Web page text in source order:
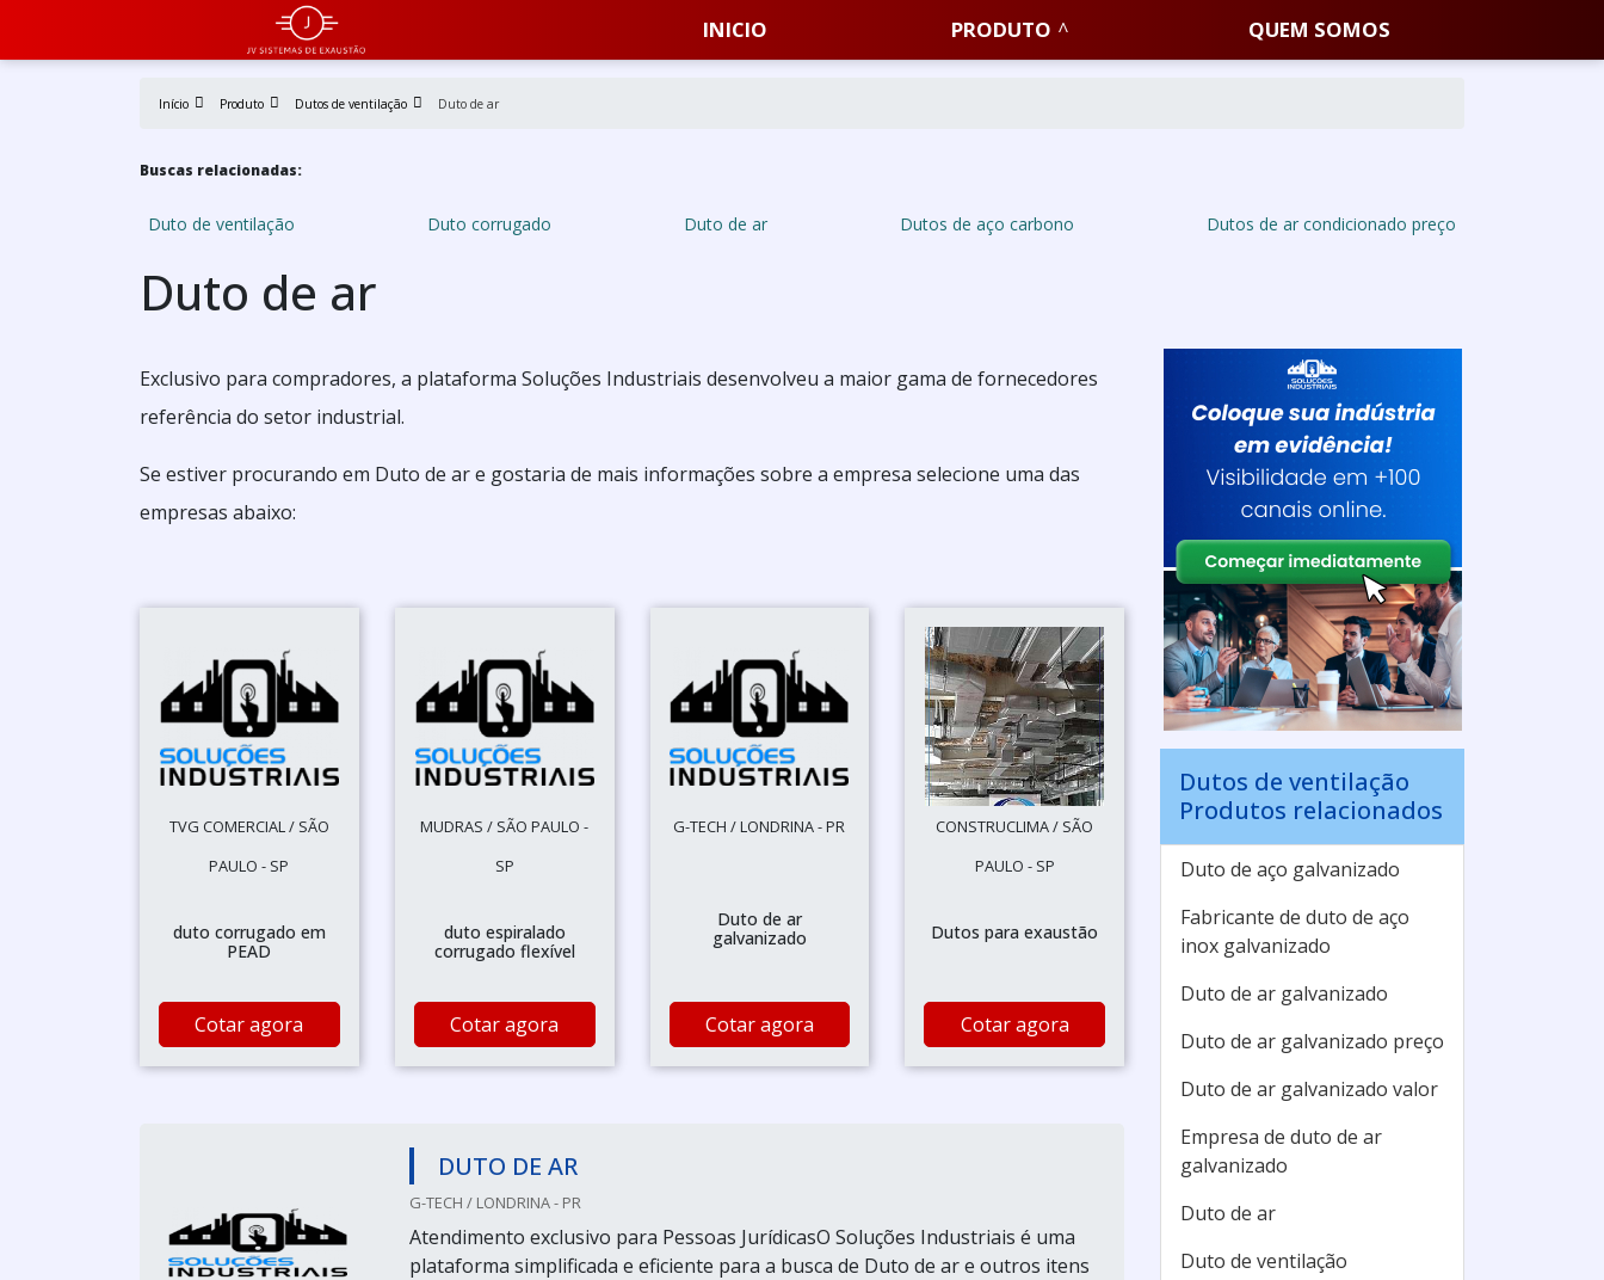
INICIO PRODUTO QUEM SOMOS
Início Produto Dutos de ventilação Duto de ar
Buscas relacionadas:
Duto de ventilação Duto corrugado Duto de ar Dutos de aço carbono Dutos de ar condicionado preço
Duto de ar
Exclusivo para compradores, a plataforma Soluções Industriais desenvolveu a maior gama de fornecedores
referência do setor industrial.
Se estiver procurando em Duto de ar e gostaria de mais informações sobre a empresa selecione uma das
empresas abaixo:
TVG COMERCIAL / SÃO
PAULO - SP
duto corrugado em
PEAD
Cotar agora
MUDRAS / SÃO PAULO -
SP
duto espiralado
corrugado flexível
Cotar agora
G-TECH / LONDRINA - PR
Duto de ar
galvanizado
Cotar agora
CONSTRUCLIMA / SÃO
PAULO - SP
Dutos para exaustão
Cotar agora
DUTO DE AR
G-TECH / LONDRINA - PR
Atendimento exclusivo para Pessoas JurídicasO Soluções Industriais é uma
plataforma simplificada e eficiente para a busca de Duto de ar e outros itens
Dutos de ventilação
Produtos relacionados
Duto de aço galvanizado
Fabricante de duto de aço
inox galvanizado
Duto de ar galvanizado
Duto de ar galvanizado preço
Duto de ar galvanizado valor
Empresa de duto de ar
galvanizado
Duto de ar
Duto de ventilação